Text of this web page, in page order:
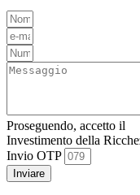
Proseguendo, accetto il
Investimento della
Invio OTP
Inviare